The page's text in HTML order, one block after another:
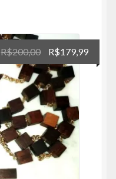
R$200,00
O
preço
original
era:
R$200,00.
R$179,99O
preço